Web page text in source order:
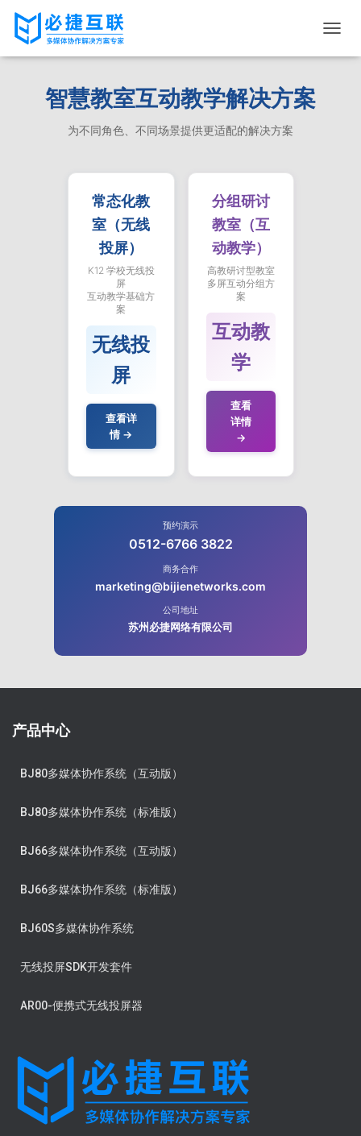
换
智慧教室互动教学解决方案
为不同角色、不同场景提供更适配的解决方案
常态化教
室（无线
投屏）
K12 学校无线投
屏
互动教学基础方
案
无线投
屏
查看详
情 →
分组研讨
教室（互
动教学）
高教研讨型教室
多屏互动分组方
案
互动教
学
查看
详情
→
预约演示
0512-6766 3822
商务合作
marketing@bijienetworks.com
公司地址
苏州必捷网络有限公司
产品中心
BJ80多媒体协作系统（互动版）
BJ80多媒体协作系统（标准版）
BJ66多媒体协作系统（互动版）
BJ66多媒体协作系统（标准版）
BJ60S多媒体协作系统
无线投屏SDK开发套件
AR00-便携式无线投屏器